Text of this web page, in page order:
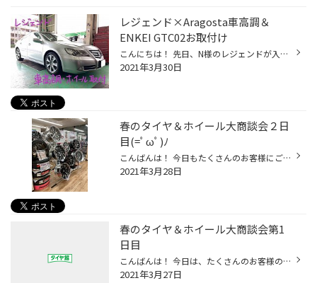
レジェンド×Aragosta車高調＆
ENKEI GTC02お取付け
こんにちは！ 先日、N様のレジェンドが入庫いたしました(*'ω'*) ノーマルの状態でもスッキリまとまっていて、いい感じですね。 車高調とタイヤ＆ホイールをお取付け後がこちら↓↓↓ 車高調は『Aragosta』をチョイスしました。 車高は3cm程ダウンさせました。 低すぎずちょうどいい感じの仕上がりで、...
2021年3月30日
春のタイヤ＆ホイール大商談会２日
目(=ﾟωﾟ)ﾉ
こんばんは！ 今日もたくさんのお客様にご来店頂きました！ 本当にありがとうございます<m(__)m> 雨が降ったりやんだりの足元が悪い中、お客様には本当に感謝です(#^^#) セールは今日で終了しますが、今後もイベントを企画しておりますので、ご期待ください！！
2021年3月28日
春のタイヤ＆ホイール大商談会第1
日目
こんばんは！ 今日は、たくさんのお客様のご来店がありまして、誠にありがとうございました！！ そんなこんなで、写真を撮る暇もなく・・・ 取り急ぎ御礼だけでもしたいと思います！ 今日お越しくださったお客様！ 本当にありがとうございました！！ 明日、お越しくださる予定のお客様！ スタッフ一...
2021年3月27日